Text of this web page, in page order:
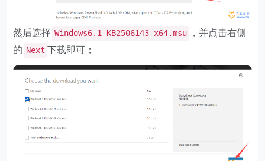
然后选择 Windows6.1-KB2506143-x64.msu
，并点击右侧
的 Next 下载即可；